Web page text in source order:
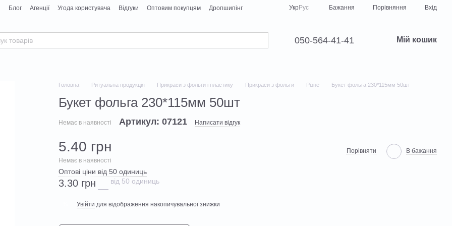
Блог Агенції Угода користувача Відгуки Оптовим покупцям
Дропшипінг
УкрРус Бажання Порівняння Вхід
050-564-41-41 Мій кошик
Головна Ритуальна продукція Прикраси з фольги і пластику Прикраси з фольги Різне Букет фольга 230*115мм 50шт
Букет фольга 230*115мм 50шт
Немає в наявності Артикул: 07121 Написати відгук
5.40 грн
Немає в наявності
Порівняти В бажання
Оптові ціни від 50 одиниць
3.30 грн від 50 одиниць
Увійти для відображення накопичувальної знижки